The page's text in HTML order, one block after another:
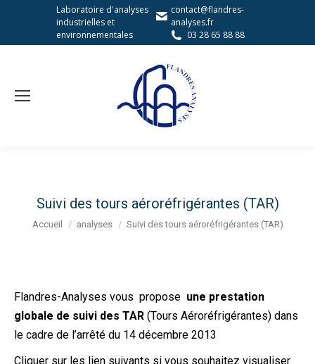
Laboratoire d'analyses
industrielles et
environnementales
contact@flandres-
analyses.fr
03 28 65 88 88
Suivi des tours aéroréfrigérantes (TAR)
Vous êtes ici :
Accueil analyses Suivi des tours aéroréfrigérantes (TAR)
Flandres-Analyses vous propose une prestation
globale de suivi des TAR (Tours Aéroréfrigérantes) dans
le cadre de l’arrêté du 14 décembre 2013
Cliquer sur les lien suivants si vous souhaitez visualiser